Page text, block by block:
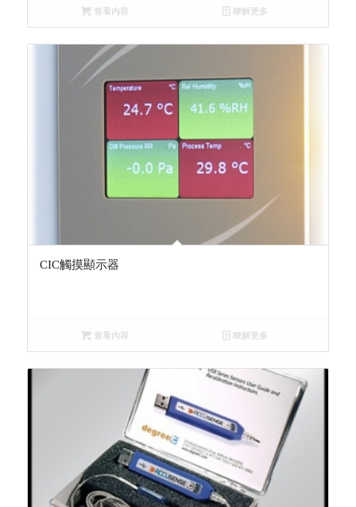
查看內容 瞭解更多
CIC觸摸顯示器
查看內容 瞭解更多